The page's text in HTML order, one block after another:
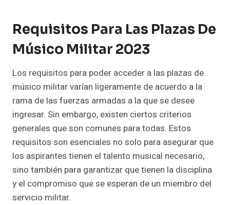
Requisitos Para Las Plazas De
Músico Militar 2023
Los requisitos para poder acceder a las plazas de
músico militar varían ligeramente de acuerdo a la
rama de las fuerzas armadas a la que se desee
ingresar. Sin embargo, existen ciertos criterios
generales que son comunes para todas. Estos
requisitos son esenciales no solo para asegurar que
los aspirantes tienen el talento musical necesario,
sino también para garantizar que tienen la disciplina
y el compromiso que se esperan de un miembro del
servicio militar.